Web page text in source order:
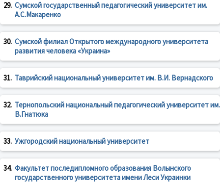
29. Сумской государственный педагогический университет им.
А.С.Макаренко
30. Сумской филиал Открытого международного университета
развития человека «Украина»
31. Таврийский национальный университет им. В.И. Вернадского
32. Тернопольский национальный педагогический университет им.
В.Гнатюка
33. Ужгородский национальный университет
34. Факультет последипломного образования Волынского
государственного университета имени Леси Украинки